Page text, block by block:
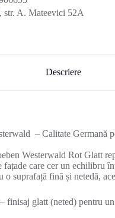
str. A. Mateevici 52A
Descriere
– Calitate Germană
Westerwald Rot Glatt
fațade care cer un echilibru
o suprafață fină și netedă,
finisaj glatt (neted) pentru un